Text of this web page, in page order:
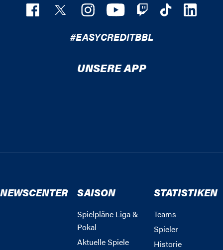
#EASYCREDITBBL
UNSERE APP
NEWSCENTER SAISON
Spielpläne Liga &
Pokal
Aktuelle Spiele
STATISTIKEN
Teams
Spieler
Historie